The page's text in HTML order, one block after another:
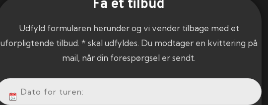
Få et tilbud
Udfyld formularen herunder og vi vender tilbage med et
uforpligtende tilbud. * skal udfyldes. Du modtager en kvittering på
mail, når din forespørgsel er sendt.